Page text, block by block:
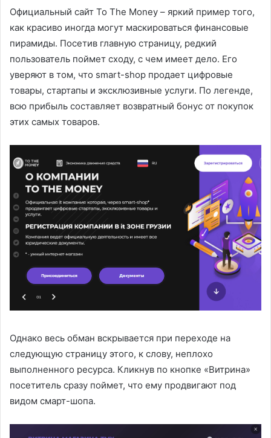
Официальный сайт To The Money – яркий пример того,
как красиво иногда могут маскироваться финансовые
пирамиды. Посетив главную страницу, редкий
пользователь поймет сходу, с чем имеет дело. Его
уверяют в том, что smart-shop продает цифровые
товары, стартапы и эксклюзивные услуги. По легенде,
всю прибыль составляет возвратный бонус от покупок
этих самых товаров.
Однако весь обман вскрывается при переходе на
следующую страницу этого, к слову, неплохо
выполненного ресурса. Кликнув по кнопке «Витрина»
посетитель сразу поймет, что ему продвигают под
видом смарт-шопа.